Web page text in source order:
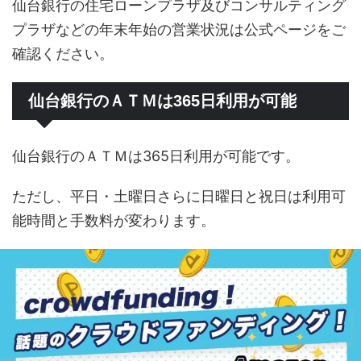
仙台銀行の住宅ローンプラザ及びコンサルティング
プラザなどの年末年始の営業状況は公式ページをご
確認ください。
仙台銀行のＡＴＭは365日利用が可能
仙台銀行のＡＴＭは365日利用が可能です。
ただし、平日・土曜日さらに日曜日と祝日は利用可
能時間と手数料が変わります。